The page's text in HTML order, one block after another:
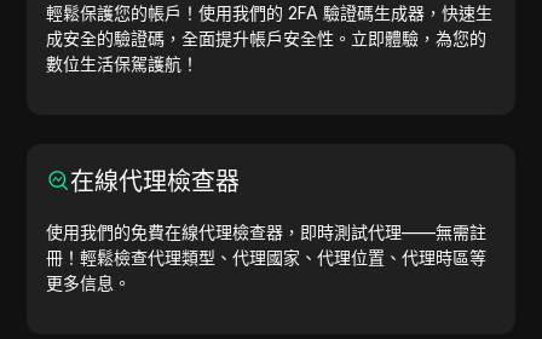
輕鬆保護您的帳戶！使用我們的 2FA 驗證碼生成器，快速生
成安全的驗證碼，全面提升帳戶安全性。立即體驗，為您的
數位生活保駕護航！
在線代理檢查器
使用我們的免費在線代理檢查器，即時測試代理——無需註
冊！輕鬆檢查代理類型、代理國家、代理位置、代理時區等
更多信息。